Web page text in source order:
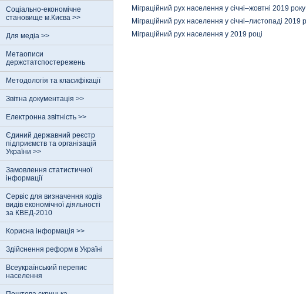
Соціально-економічне
становище м.Києва >>
Для медіа >>
Метаописи
держстатспостережень
Методологія та класифікації
Звітна документація >>
Електронна звітність >>
Єдиний державний реєстр
пiдприємств та органiзацiй
України >>
Замовлення статистичної
інформації
Сервіс для визначення кодів
видів економічної діяльності
за КВЕД-2010
Корисна інформація >>
Здійснення реформ в Україні
Всеукраїнський перепис
населення
Міграційний рух населення у січні–жовтні 2019 року
Міграційний рух населення у січні–листопаді 2019
Міграційний рух населення у 2019 році